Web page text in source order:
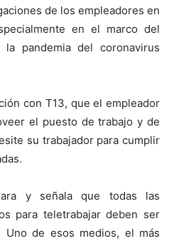
de los empleadores en
en el marco del
pandemia del coronavirus
con T13, que el empleador
el puesto de trabajo y de
su trabajador para cumplir
y señala que todas las
para teletrabajar deben ser
Uno de esos medios, el más